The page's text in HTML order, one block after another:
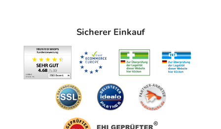
Sicherer Einkauf